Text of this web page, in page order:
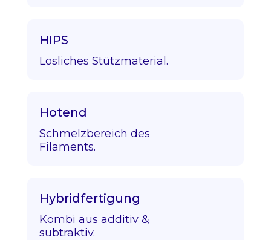
HIPS
Lösliches Stützmaterial.
Hotend
Schmelzbereich des
Filaments.
Hybridfertigung
Kombi aus additiv &
subtraktiv.